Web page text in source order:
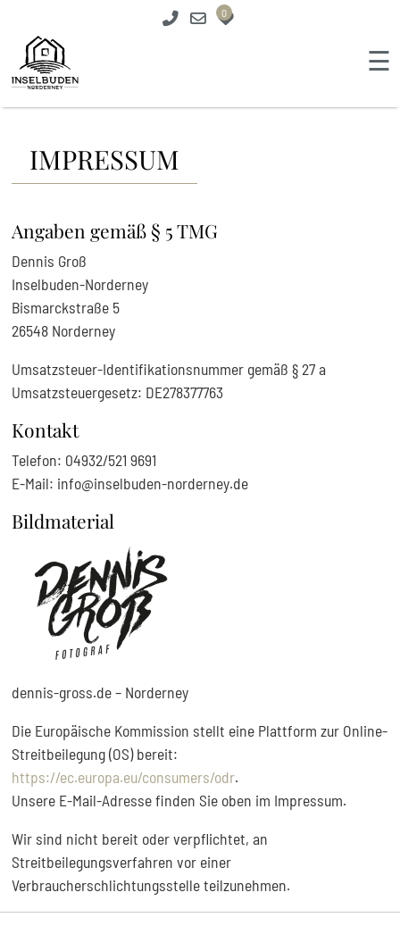
0
☰
IMPRESSUM
Angaben gemäß § 5 TMG
Dennis Groß
Inselbuden-Norderney
Bismarckstraße 5
26548 Norderney
Umsatzsteuer-Identifikationsnummer gemäß § 27 a
Umsatzsteuergesetz: DE278377763
Kontakt
Telefon: 04932/521 9691
E-Mail: info@inselbuden-norderney.de
Bildmaterial
dennis-gross.de – Norderney
Die Europäische Kommission stellt eine Plattform zur Online-
Streitbeilegung (OS) bereit:
https://ec.europa.eu/consumers/odr.
Unsere E-Mail-Adresse finden Sie oben im Impressum.
Wir sind nicht bereit oder verpflichtet, an
Streitbeilegungsverfahren vor einer
Verbraucherschlichtungsstelle teilzunehmen.